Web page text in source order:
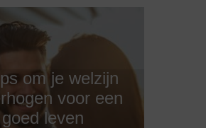
om je welzijn
voor een
goed leven